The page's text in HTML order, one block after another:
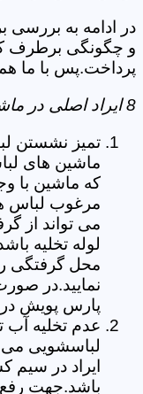
در ادامه به
و چگونگی برطرف
پرداخت.پس با ما
8 ایراد اصلی در ماشین های لباسشویی
تمیز نشستن
ماشین های
که ماشین با
مرغوب لباس
می تواند از
لوله تخلیه
محل گرفتگی
نمایید.در
پارس پویش
عدم تخلیه
لباسشویی می
ایراد در
باشد.جهت رفع